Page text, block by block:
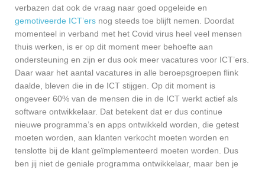
verbazen dat ook de vraag naar goed opgeleide en
gemotiveerde ICT’ers nog steeds toe blijft nemen. Doordat
momenteel in verband met het Covid virus heel veel mensen
thuis werken, is er op dit moment meer behoefte aan
ondersteuning en zijn er dus ook meer vacatures voor ICT’ers.
Daar waar het aantal vacatures in alle beroepsgroepen flink
daalde, bleven die in de ICT stijgen. Op dit moment is
ongeveer 60% van de mensen die in de ICT werkt actief als
software ontwikkelaar. Dat betekent dat er dus continue
nieuwe programma’s en apps ontwikkeld worden, die getest
moeten worden, aan klanten verkocht moeten worden en
tenslotte bij de klant geïmplementeerd moeten worden. Dus
ben jij niet de geniale programma ontwikkelaar, maar ben je